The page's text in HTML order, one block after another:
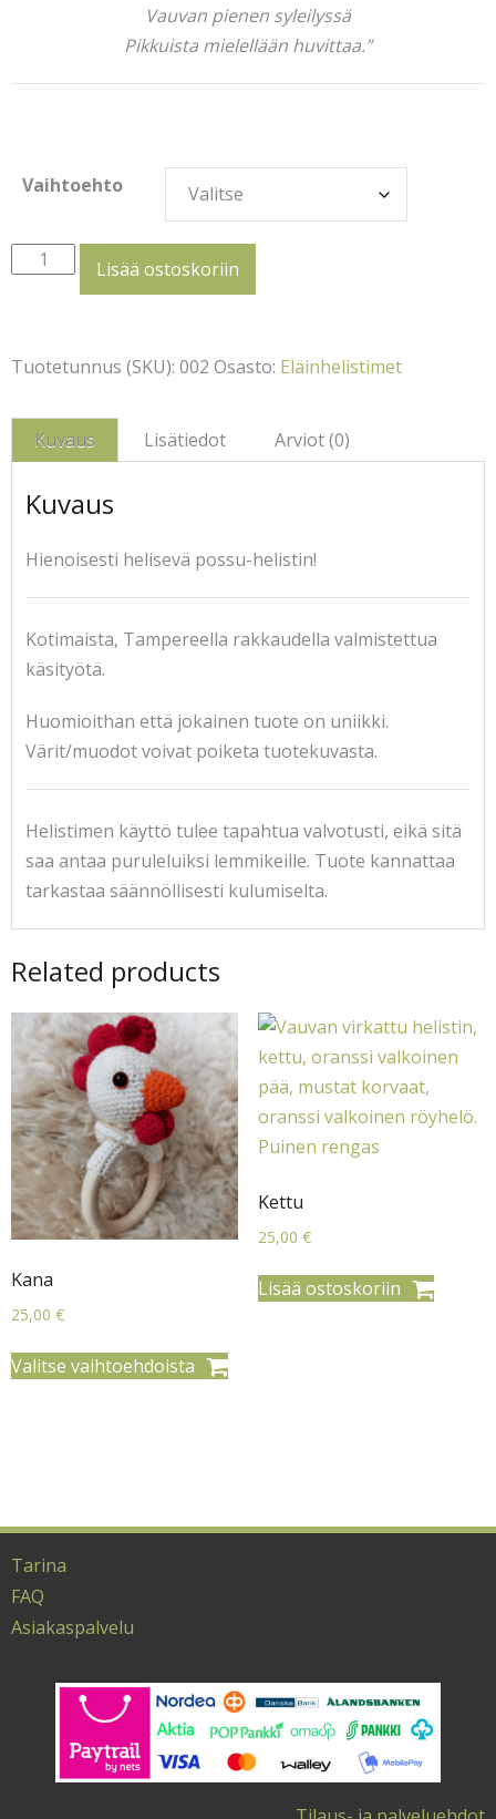
Vauvan pienen syleilyssä
Pikkuista mielellään huvittaa.”
Vaihtoehto
Possu
Lisää ostoskoriin
Tuotetunnus (SKU): 002 Osasto: Eläinhelistimet
Kuvaus Lisätiedot Arviot (0)
Kuvaus
Hienoisesti helisevä possu-helistin!
Kotimaista, Tampereella rakkaudella valmistettua
käsityötä.
Huomioithan että jokainen tuote on uniikki.
Värit/muodot voivat poiketa tuotekuvasta.
Helistimen käyttö tulee tapahtua valvotusti, eikä sitä
saa antaa puruleluiksi lemmikeille. Tuote kannattaa
tarkastaa säännöllisesti kulumiselta.
Related products
Kana
25,00 €
Valitse vaihtoehdoista
useampi
muunnelma.
Voit
tehdä
valinnat
Kettu
25,00 €
Lisää ostoskoriin
Tarina
FAQ
Asiakaspalvelu